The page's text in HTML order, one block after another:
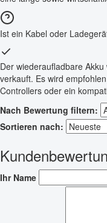
Ist ein Kabel oder
Der wiederaufladbare
verkauft. Es wird
Controllers oder ein
Nach Bewertung filtern:
Sortieren nach:
Ihr Name